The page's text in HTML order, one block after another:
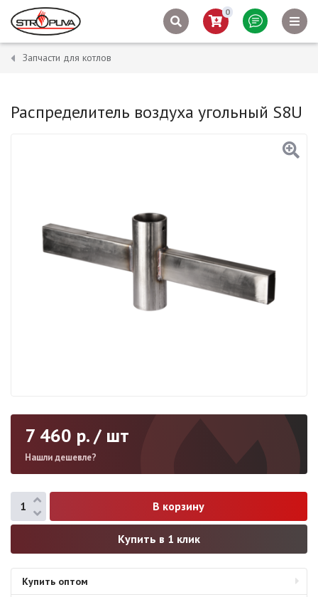
0
Запчасти для котлов
Распределитель воздуха угольный S8U
7 460 р. / шт
Нашли дешевле?
Купить в 1 клик
Купить оптом